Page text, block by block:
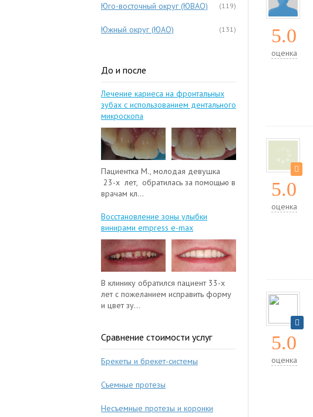
5.0
оценка
5.0
оценка
5.0
оценка
(119)
Юго-восточный округ (ЮВАО)
(131)
Южный округ (ЮАО)
До и после
Лечение кариеса на фронтальных
зубах с использованием дентального
микроскопа
Пациентка М., молодая девушка
23-х лет, обратилась за помощью в
врачам кл...
Восстановление зоны улыбки
винирами empress e-max
В клинику обратился пациент 33-х
лет с пожеланием исправить форму
и цвет зу...
Сравнение стоимости услуг
Брекеты и брекет-системы
Съемные протезы
Несъемные протезы и коронки